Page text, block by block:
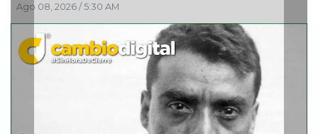
Ago 08, 2026 / 5:30 AM